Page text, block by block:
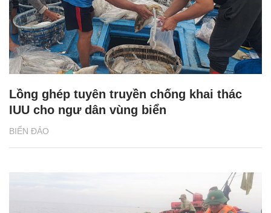
BIỂN ĐẢO
Lồng ghép tuyên truyền chống khai thác
IUU cho ngư dân vùng biển